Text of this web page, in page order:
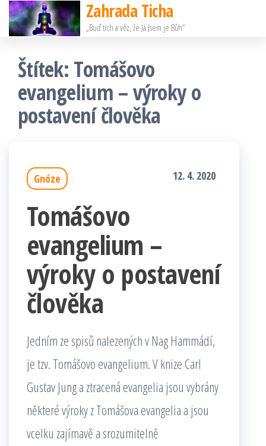
Přeskočit
na
obsah
Zahrada Ticha
„Buď tich a věz, že Já Jsem je Bůh“
Štítek: Tomášovo
evangelium – výroky o
postavení člověka
Gnóze 12. 4. 2020
Tomášovo
evangelium –
výroky o postavení
člověka
Jedním ze spisů nalezených v Nag Hammádí,
je tzv. Tomášovo evangelium. V knize Carl
Gustav Jung a ztracená evangelia jsou vybrány
některé výroky z Tomášova evangelia a jsou
vcelku zajímavě a srozumitelně